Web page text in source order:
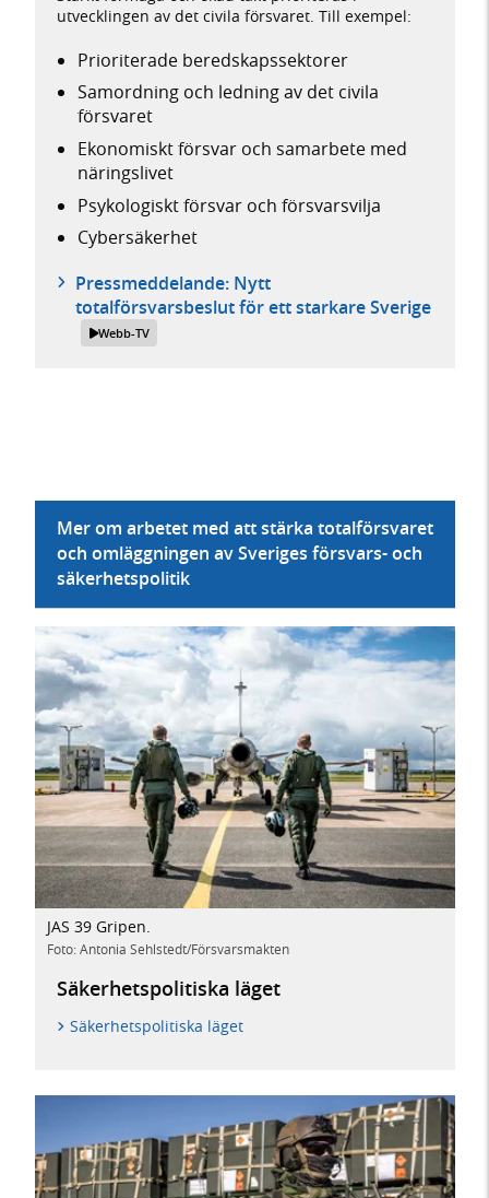
utvecklingen av det civila försvaret. Till exempel:
Prioriterade beredskapssektorer
Samordning och ledning av det civila
försvaret
Ekonomiskt försvar och samarbete med
näringslivet
Psykologiskt försvar och försvarsvilja
Cybersäkerhet
Pressmeddelande: Nytt
totalförsvarsbeslut för ett starkare Sverige
Webb-TV
Mer om arbetet med att stärka totalförsvaret
och omläggningen av Sveriges försvars- och
säkerhetspolitik
JAS 39 Gripen.
Foto: Antonia Sehlstedt/Försvarsmakten
Säkerhetspolitiska läget
Säkerhetspolitiska läget